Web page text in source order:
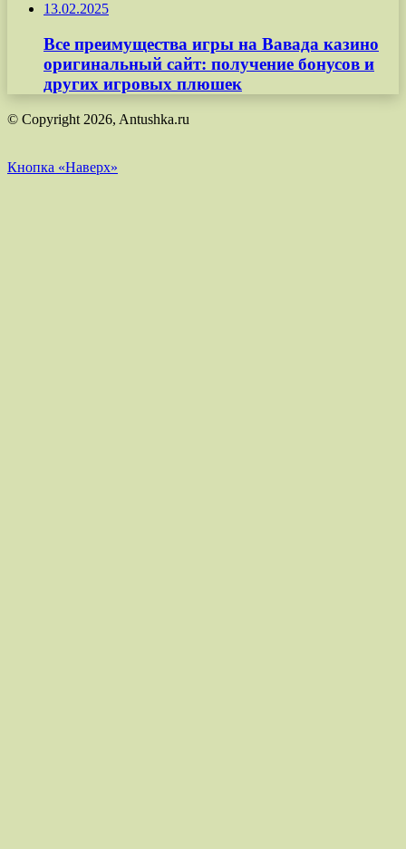
13.02.2025
Все преимущества игры на Вавада казино
оригинальный сайт: получение бонусов и
других игровых плюшек
© Copyright 2026, Antushka.ru
Кнопка «Наверх»